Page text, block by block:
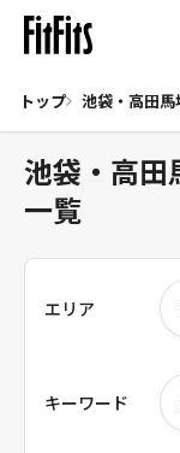
トップ
池袋・高田
一覧
エリア
キーワード